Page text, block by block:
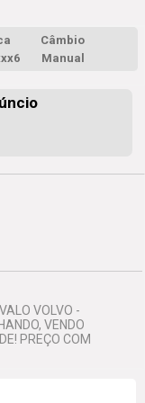
Câmbio
Manual
VOLVO -
VENDO
PREÇO COM